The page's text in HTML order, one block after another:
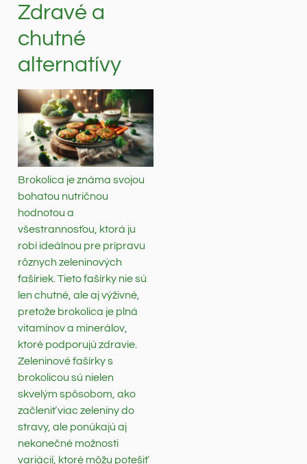
Zdravé a
chutné
alternatívy
Brokolica je známa svojou
bohatou nutričnou
hodnotou a
všestrannosťou, ktorá ju
robí ideálnou pre prípravu
rôznych zeleninových
fašíriek. Tieto fašírky nie sú
len chutné, ale aj výživné,
pretože brokolica je plná
vitamínov a minerálov,
ktoré podporujú zdravie.
Zeleninové fašírky s
brokolicou sú nielen
skvelým spôsobom, ako
začleniť viac zeleniny do
stravy, ale ponúkajú aj
nekonečné možnosti
variácií, ktoré môžu potešiť